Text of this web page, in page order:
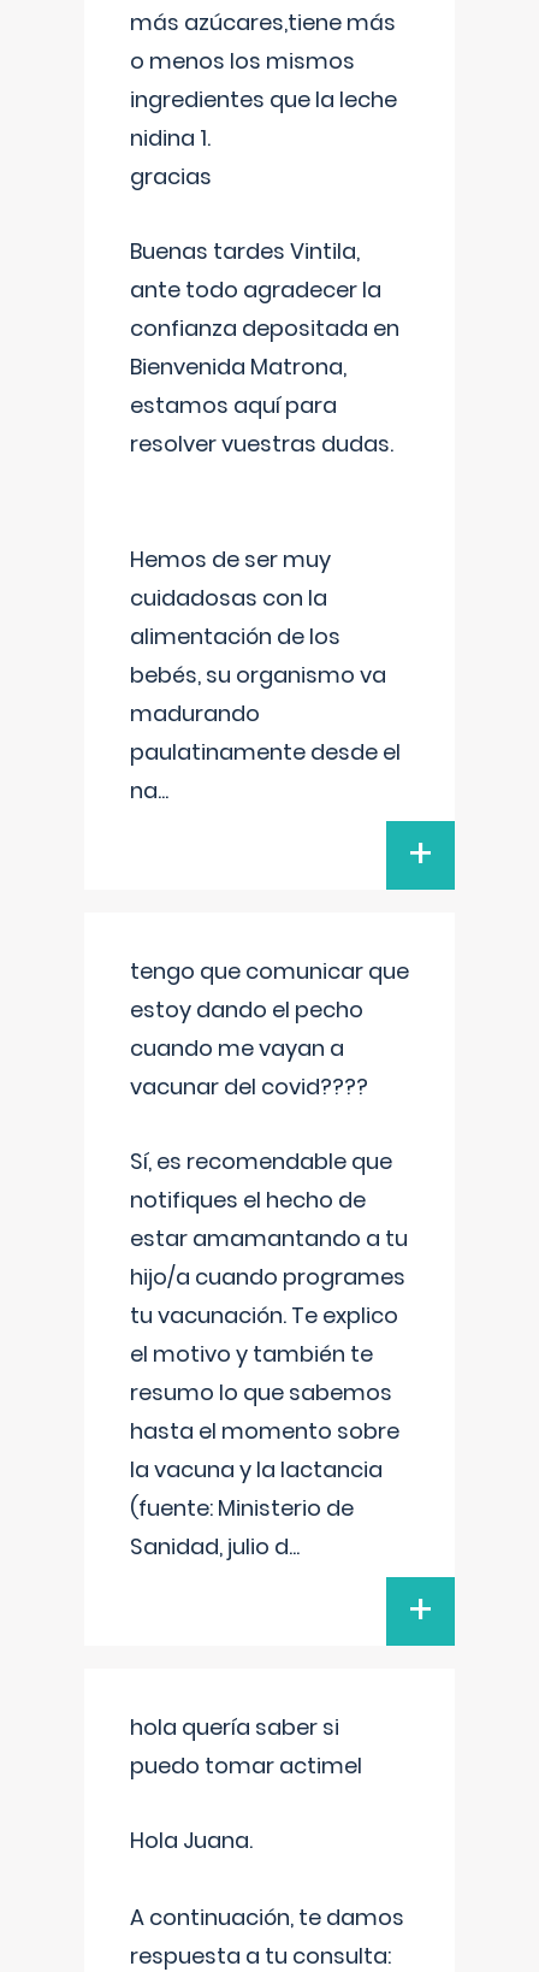
más azúcares,tiene más
o menos los mismos
ingredientes que la leche
nidina 1.
gracias
Buenas tardes Vintila,
ante todo agradecer la
confianza depositada en
Bienvenida Matrona,
estamos aquí para
resolver vuestras dudas.
Hemos de ser muy
cuidadosas con la
alimentación de los
bebés, su organismo va
madurando
paulatinamente desde el
na...
+
tengo que comunicar que
estoy dando el pecho
cuando me vayan a
vacunar del covid????
Sí, es recomendable que
notifiques el hecho de
estar amamantando a tu
hijo/a cuando programes
tu vacunación. Te explico
el motivo y también te
resumo lo que sabemos
hasta el momento sobre
la vacuna y la lactancia
(fuente: Ministerio de
Sanidad, julio d...
+
hola quería saber si
puedo tomar actimel
Hola Juana.
A continuación, te damos
respuesta a tu consulta: